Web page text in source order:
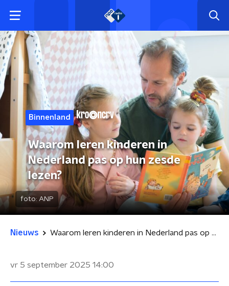
Binnenland
Waarom leren kinderen in
Nederland pas op hun zesde
lezen?
foto: ANP
Nieuws Waarom leren kinderen in Nederland pas op hun zesde lezen?
vr 5 september 2025 14:00